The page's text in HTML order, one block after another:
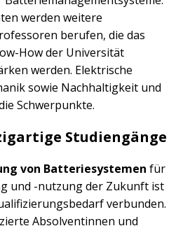
werden weitere
berufen, die das
How der Universität
werden. Elektrische
sowie Nachhaltigkeit und
Schwerpunkte.
Studiengänge
von Batteriesystemen für
und -nutzung der Zukunft ist
verbunden.
Absolventinnen und